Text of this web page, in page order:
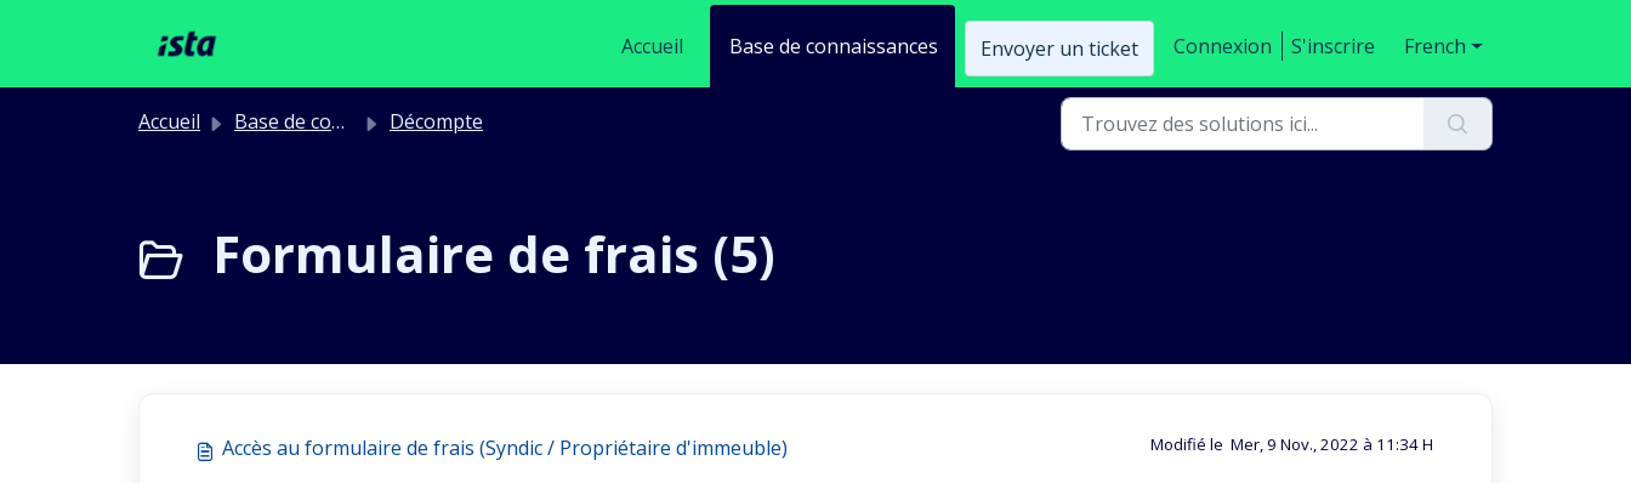
Accueil
Base de connaissances Envoyer un ticket Connexion S'inscrire French
Accueil Base de connaissances Décompte
Formulaire de frais (5)
Accès au formulaire de frais (Syndic / Propriétaire d'immeuble) Modifié le Mer, 9 Nov., 2022 à 11:34 H